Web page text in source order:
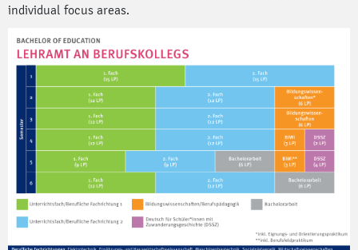
individual focus areas.